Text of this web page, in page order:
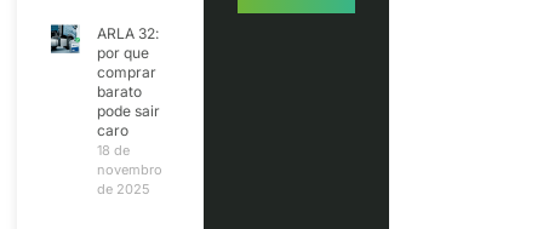
ARLA 32:
por que
comprar
barato
pode sair
caro
18 de
novembro
de 2025